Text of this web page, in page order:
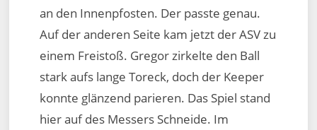
an den Innenpfosten. Der passte genau.
Auf der anderen Seite kam jetzt der ASV zu
einem Freistoß. Gregor zirkelte den Ball
stark aufs lange Toreck, doch der Keeper
konnte glänzend parieren. Das Spiel stand
hier auf des Messers Schneide. Im